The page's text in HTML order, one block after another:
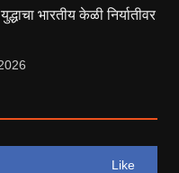
भारतीय केळी निर्यातीवर
Like